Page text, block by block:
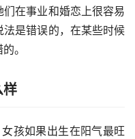
在事业和婚恋上很容易
是错误的，在某些时候
。
孩如果出生在阳气最旺